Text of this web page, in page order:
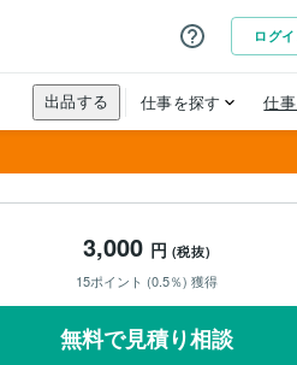
3,000 円 (税抜)
15ポイント (0.5％) 獲得
無料で見積り相談